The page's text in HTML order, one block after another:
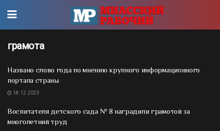
грамота
Названо слово года по мнению крупного информационного
портала страны
18.12.2023
Воспитателя детского сада № 8 наградили грамотой за
многолетний труд